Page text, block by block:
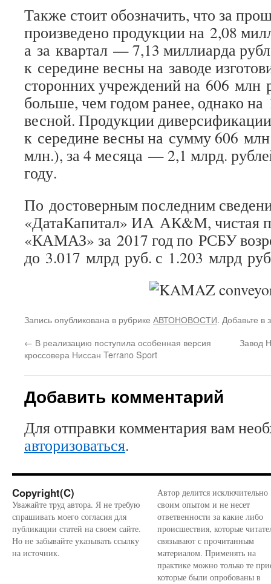
Также стоит обозначить, что за
произведено продукции на 2,08
а за квартал — 7,13 миллиарда
к середине весны на заводе
сторонних учреждений на 606 млн
больше, чем годом ранее, однако
весной. Продукции
к середине весны на сумму 606
млн.), за 4 месяца — 2,1 млрд.
году.
По достоверным последним
«ДатаКапитал» ИА АК&М, чистая
«КАМАЗ» за 2017 год по РСБУ
до 3.017 млрд руб. с 1.203 млрд
Запись опубликована в рубрике АВТОНОВОСТИ. Добавьте в
← В реализацию поступила особенная версия
кроссовера Ниссан Terrano Sport
Завод
Добавить комментарий
Для отправки комментария вам
авторизоваться.
Copyright(C)
Уважайте труд автора. Я не требую
спрашивать моего согласия для
публикации статей на своем сайте.
Но не забывайте указывать ссылку
на источник.
Автор делится исключительно
своим опытом и не несет
ответвенности за какие либо
происшествия, которые
связывают с прочитанным
материалом. Применять на
практике можно только те
которые были опробованы в